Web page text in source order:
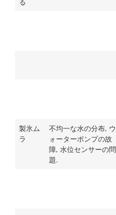
製氷ム
ラ
不均一な水の分布, ウ
ォーターポンプの故
障, 水位センサーの問
題.